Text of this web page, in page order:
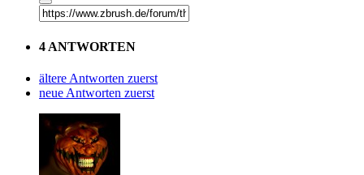
4 ANTWORTEN
ältere Antworten zuerst
neue Antworten zuerst